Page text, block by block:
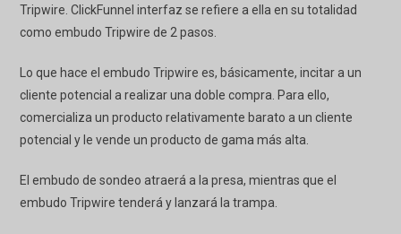
Tripwire.ClickFunnel interfaz se refiere a ella en su totalidad
como embudo Tripwire de 2 pasos.
Lo que hace el embudo Tripwire es, básicamente, incitar a un
cliente potencial a realizar una doble compra. Para ello,
comercializa un producto relativamente barato a un cliente
potencial y le vende un producto de gama más alta.
El embudo de sondeo atraerá a la presa, mientras que el
embudo Tripwire tenderá y lanzará la trampa.